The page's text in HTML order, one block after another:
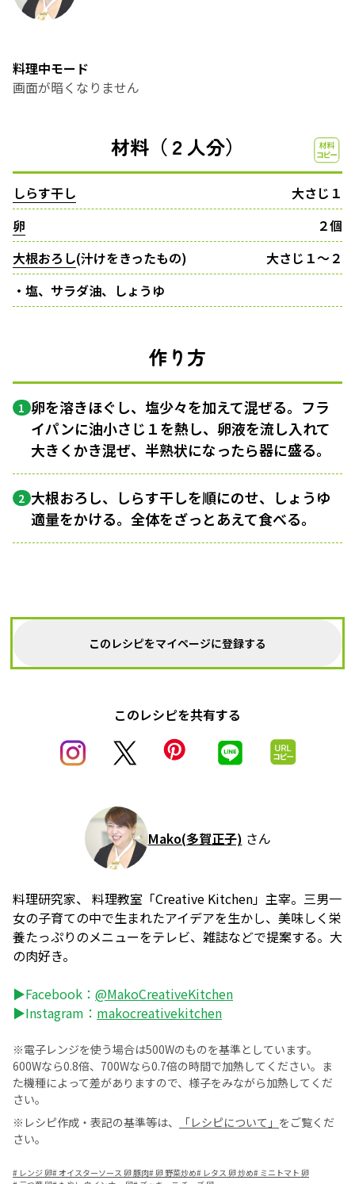
料理中モード
画面が暗くなりません
材料（２人分）
しらす干し
大さじ１
卵
２個
大根おろし(汁けをきったもの)
大さじ１〜２
・塩、サラダ油、しょうゆ
作り方
1 卵を溶きほぐし、塩少々を加えて混ぜる。フラ
イパンに油小さじ１を熱し、卵液を流し入れて
大きくかき混ぜ、半熟状になったら器に盛る。
2 大根おろし、しらす干しを順にのせ、しょうゆ
適量をかける。全体をざっとあえて食べる。
このレシピをマイページに登録する
このレシピを共有する
Mako(多賀正子) さん
料理研究家、 料理教室「Creative Kitchen」主宰。三男一
女の子育ての中で生まれたアイデアを生かし、美味しく栄
養たっぷりのメニューをテレビ、雑誌などで提案する。大
の肉好き。
▶Facebook： @MakoCreativeKitchen
▶Instagram： makocreativekitchen
※電子レンジを使う場合は500Wのものを基準としています。
600Wなら0.8倍、700Wなら0.7倍の時間で加熱してください。ま
た機種によって差がありますので、様子をみながら加熱してくだ
さい。
※レシピ作成・表記の基準等は、
「レシピについて」 をご覧くだ
さい。
# レンジ 卵#オイスターソース 卵 豚肉#卵 野菜炒め# レタス 卵 炒め# ミニトマト 卵